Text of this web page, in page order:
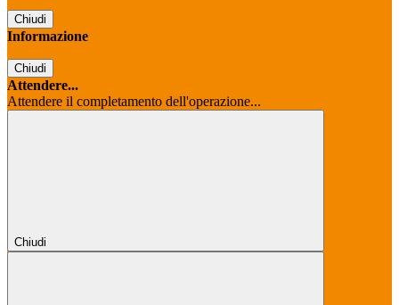
Chiudi
Informazione
Chiudi
Attendere...
Attendere il completamento dell'operazione...
Chiudi